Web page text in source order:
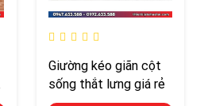
Giường kéo giãn cột
sống thắt lưng giá rẻ